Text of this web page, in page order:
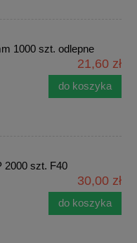
1000 szt. odlepne
21,60 zł
do koszyka
2000 szt. F40
30,00 zł
do koszyka